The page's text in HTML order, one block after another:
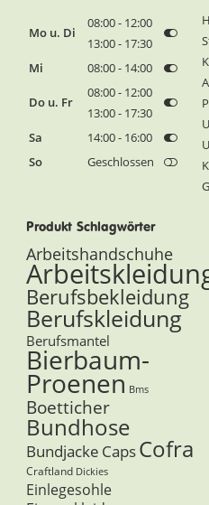
Mo u. Di
08:00 - 12:00
13:00 - 17:30
Mi
08:00 - 14:00
Do u. Fr
08:00 - 12:00
13:00 - 17:30
Sa
14:00 - 16:00
So
Geschlossen
Produkt Schlagwörter
Arbeitshandschuhe
Berufsbekleidung
Berufskleidung
Berufsmantel
Bierbaum-
Proenen Bms
Boetticher
Bundhose
Bundjacke CapsCofra
Craftland Dickies
Einlegesohle